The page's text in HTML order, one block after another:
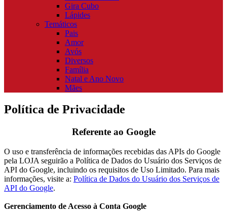
Gira Cubo
Lápides
Temáticos
Pais
Amor
Avós
Diversos
Família
Natal e Ano Novo
Mães
Política de Privacidade
Referente ao Google
O uso e transferência de informações recebidas das APIs do Google
pela LOJA seguirão a Política de Dados do Usuário dos Serviços de
API do Google, incluindo os requisitos de Uso Limitado. Para mais
informações, visite a: Política de Dados do Usuário dos Serviços de
API do Google.
Gerenciamento de Acesso à Conta Google